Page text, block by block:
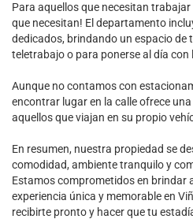
Para aquellos que necesitan
que necesitan! El departamento
dedicados, brindando un espacio de
teletrabajo o para ponerse al día
Aunque no contamos con
encontrar lugar en la calle ofrece
aquellos que viajan en su propio
En resumen, nuestra propiedad se
comodidad, ambiente tranquilo y
Estamos comprometidos en brindar
experiencia única y memorable en
recibirte pronto y hacer que tu